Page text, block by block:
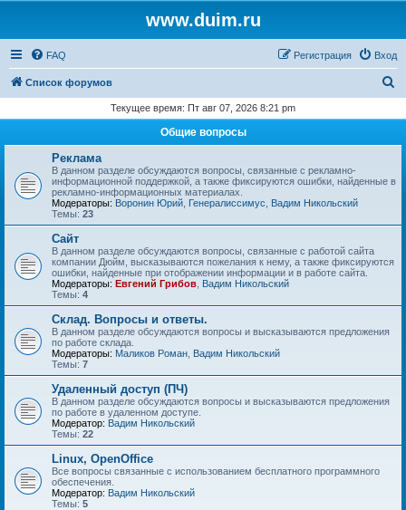
www.duim.ru
FAQ Вход
Регистрация
Список форумов
с
Текущее время: Пт авг 07, 2026 8:21 pm
Общие вопросы
Реклама
В данном разделе обсуждаются вопросы, связанные с рекламно-
информационной поддержкой, а также фиксируются ошибки, найденные в
рекламно-информационных материалах.
Модераторы: Воронин Юрий Генералиссимус
Вадим Никольский
Темы: 23
Сайт
В данном разделе обсуждаются вопросы, связанные с работой сайта
компании Дюйм, высказываются пожелания к нему, а также фиксируются
ошибки, найденные при отображении информации и в работе сайта.
Модераторы: Евгений Грибов Вадим Никольский
Темы: 4
Склад. Вопросы и ответы.
В данном разделе обсуждаются вопросы и высказываются предложения
по работе склада.
Модераторы: Маликов Роман Вадим Никольский
Темы: 7
Удаленный доступ (ПЧ)
В данном разделе обсуждаются вопросы и высказываются предложения
по работе в удаленном доступе.
Модератор: Вадим Никольский
Темы: 22
Linux, OpenOffice
Все вопросы связанные с использованием бесплатного программного
обеспечения.
Модератор: Вадим Никольский
Темы: 5